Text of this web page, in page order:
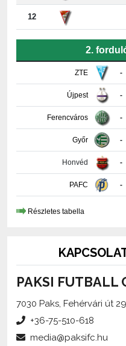
ZTE -
Újpest
Ferencváros
Győr
Honvéd
PAFC
Részletes tabella
PAKSI FUTBALL
7030 Paks, Fehérvári út